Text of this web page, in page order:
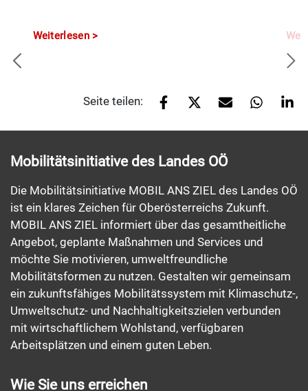
Weiterlesen
Seite teilen:
Mobilitätsinitiative des Landes OÖ
Die Mobilitätsinitiative MOBIL ANS ZIEL des Landes OÖ
ist ein klares Zeichen für Oberösterreichs Zukunft.
MOBIL ANS ZIEL informiert über das gesamtheitliche
Angebot, geplante Maßnahmen und Services und
möchte Sie motivieren, umweltfreundliche
Mobilitätsformen zu nutzen. Gestalten wir gemeinsam
ein zukunftsfähiges Mobilitätssystem mit Klimaschutz-,
Umweltschutz- und Nachhaltigkeitszielen verbunden
mit wirtschaftlichem Wohlstand, verfügbaren
Arbeitsplätzen und einem guten Leben.
Wie Sie uns erreichen